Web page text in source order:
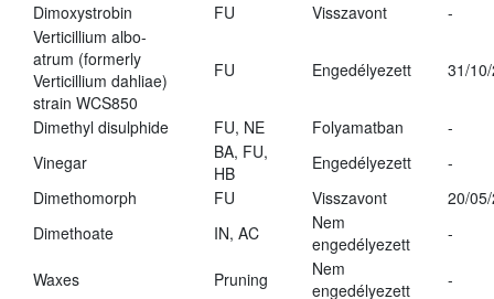
Dimoxystrobin
FU Visszavont
-
Verticillium albo-
atrum (formerly
Verticillium dahliae)
strain WCS850
FU Engedélyezett 31/
Dimethyl disulphide FU, NE Folyamatban
-
Vinegar
BA, FU,
HB
Engedélyezett
-
Dimethomorph
FU Visszavont
20/
Dimethoate
IN, AC
Nem
engedélyezett
-
Waxes Pruning
Nem
engedélyezett
-